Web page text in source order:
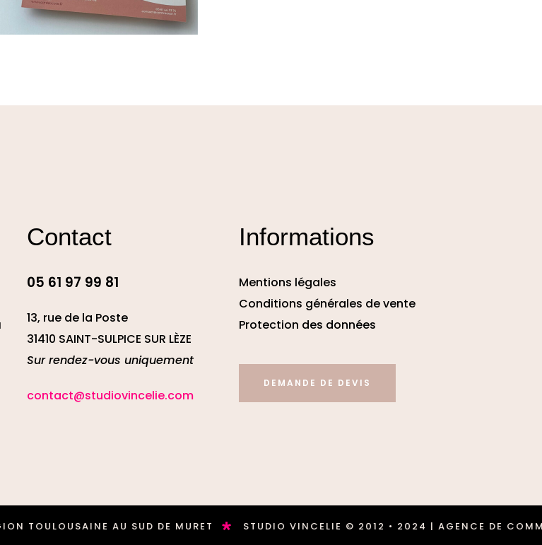
Contact
05 61 97 99 81
13, rue de la Poste
31410 SAINT-SULPICE SUR LÈZE
Sur rendez-vous uniquement
contact@studiovincelie.com
Informations
Mentions légales
Conditions générales de vente
Protection des données
DEMANDE DE DEVIS
AU SUD DE MURET * STUDIO VINCELIE © 2012 • 2024 | AGENCE DE